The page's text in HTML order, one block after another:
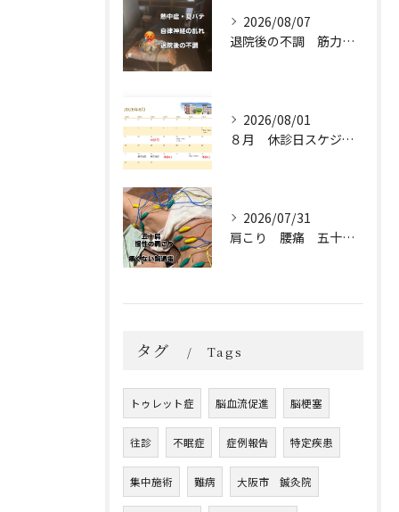
2026/08/07
退院後の不調 筋力低下 熱中症 自律神経の乱れ
2026/08/01
８月 休診日スケジュール🗓️
2026/07/31
肩こり 腰痛 五十肩 保険
タグ Tags
トゥレット症 脳血流促進 脳梗塞
往診 不眠症 症例報告 特定疾患
集中施術 難病 大阪市 鍼灸院